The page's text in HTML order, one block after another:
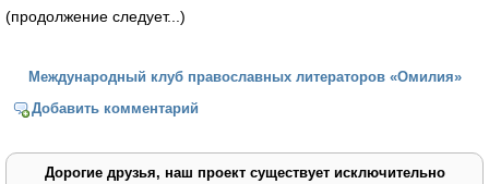
(продолжение следует...)
Международный клуб православных литераторов «Омилия»
Добавить комментарий
Дорогие друзья, наш проект существует исключительно